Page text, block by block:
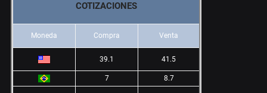
COTIZACIONES
Moneda Compra Venta
39.1 41.5
7 8.7